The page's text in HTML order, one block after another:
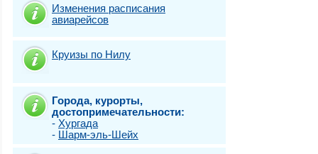
Изменения расписания
авиарейсов
Круизы по Нилу
Города, курорты,
достопримечательности:
- Хургада
- Шарм-эль-Шейх